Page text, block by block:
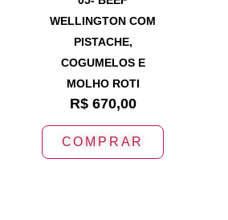
WELLINGTON COM
PISTACHE,
COGUMELOS E
MOLHO ROTI
R$670,00
COMPRAR